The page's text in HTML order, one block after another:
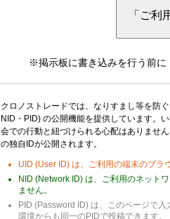
※掲示板に書き込みを行う前に
クロノストレードでは、なりすまし等を防
NID・PID) の公開機能を提供しています。
会での行動と紐づけられる心配はありませ
の独自IDが公開されます。
UID (User ID) は、ご利用の端末のブ
NID (Network ID) は、ご利用のネット
ません。
PID (Password ID) は、このページで
環境からも同一のPIDで投稿できます。